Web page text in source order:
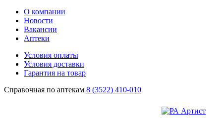
О компании
Новости
Вакансии
Аптеки
Условия оплаты
Условия доставки
Гарантия на товар
Справочная по аптекам 8 (3522) 410-010